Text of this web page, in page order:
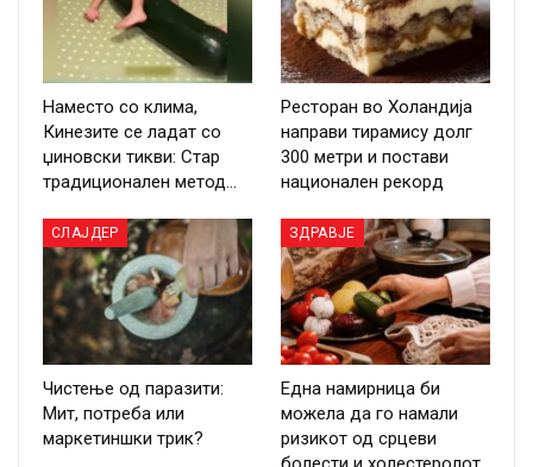
Наместо со клима,
Кинезите се ладат со
џиновски тикви: Стар
традиционален метод…
Ресторан во Холандија
направи тирамису долг
300 метри и постави
национален рекорд
СЛАЈДЕР
Чистење од паразити:
Мит, потреба или
маркетиншки трик?
ЗДРАВЈЕ
Една намирница би
можела да го намали
ризикот од срцеви